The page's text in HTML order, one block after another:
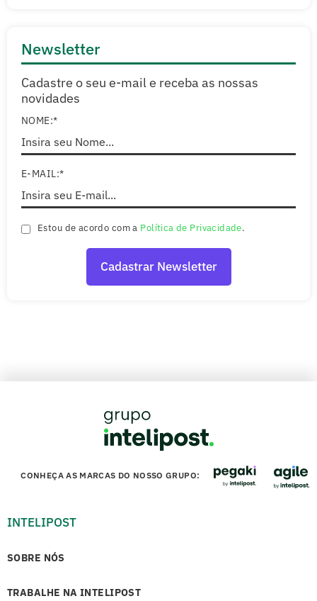
Newsletter
Cadastre o seu e-mail e receba as nossas
novidades
NOME:*
E-MAIL:*
Estou de acordo com a Política de Privacidade.
CONHEÇA AS MARCAS DO NOSSO GRUPO:
INTELIPOST
SOBRE NÓS
TRABALHE NA INTELIPOST